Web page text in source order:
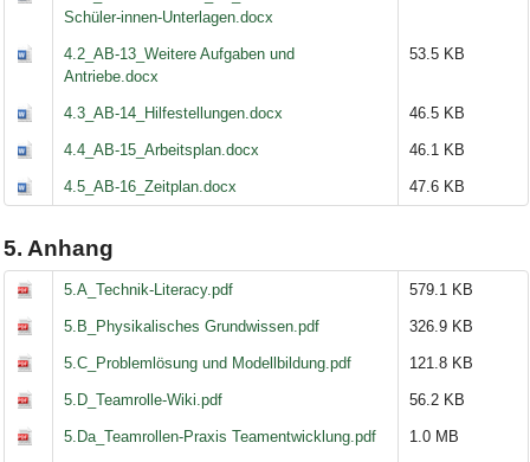
Schüler-innen-Unterlagen.docx
4.2_AB-13_Weitere Aufgaben und
Antriebe.docx
53.5 KB
4.3_AB-14_Hilfestellungen.docx 46.5 KB
4.4_AB-15_Arbeitsplan.docx 46.1 KB
4.5_AB-16_Zeitplan.docx 47.6 KB
5. Anhang
5.A_Technik-Literacy.pdf 579.1 KB
5.B_Physikalisches Grundwissen.pdf 326.9 KB
5.C_Problemlösung und Modellbildung.pdf 121.8 KB
5.D_Teamrolle-Wiki.pdf 56.2 KB
5.Da_Teamrollen-Praxis Teamentwicklung.pdf 1.0 MB